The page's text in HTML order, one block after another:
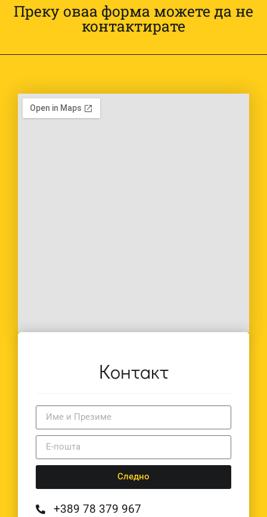
Преку оваа форма можете да не
контактирате
Контакт
Следно
+389 78 379 967